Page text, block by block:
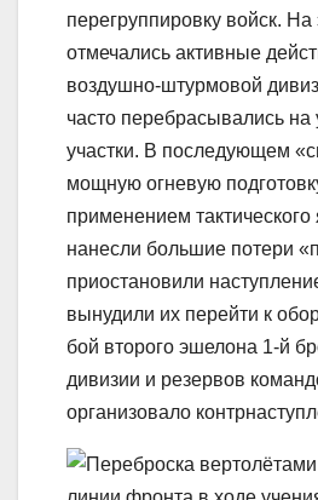
перегруппировку войск. На
отмечались активные
воздушно-штурмовой
часто перебрасывались
участки. В последующем
мощную огневую
применением
нанесли большие потери
приостановили
вынудили их перейти к
бой второго эшелона 1-й
дивизии и резервов
организовало